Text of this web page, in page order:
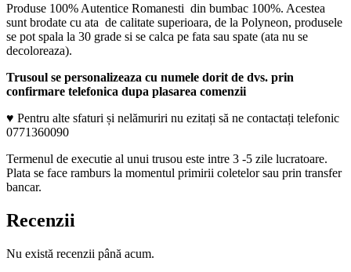
Produse 100% Autentice Romanesti din bumbac 100%. Acestea
sunt brodate cu ata de calitate superioara, de la Polyneon, produsele
se pot spala la 30 grade si se calca pe fata sau spate (ata nu se
decoloreaza).
Trusoul se personalizeaza cu numele dorit de dvs. prin
confirmare telefonica dupa plasarea comenzii
♥ Pentru alte sfaturi și nelămuriri nu ezitați să ne contactați telefonic
0771360090
Termenul de executie al unui trusou este intre 3 -5 zile lucratoare.
Plata se face ramburs la momentul primirii coletelor sau prin transfer
bancar.
Recenzii
Nu există recenzii până acum.